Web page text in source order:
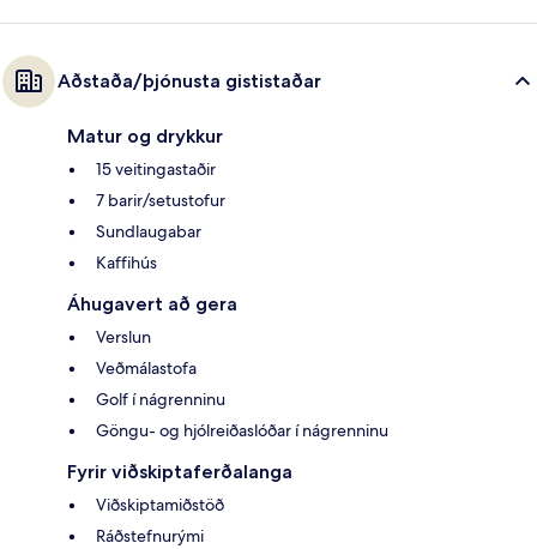
Aðstaða/þjónusta gististaðar
Matur og drykkur
15 veitingastaðir
7 barir/setustofur
Sundlaugabar
Kaffihús
Áhugavert að gera
Verslun
Veðmálastofa
Golf í nágrenninu
Göngu- og hjólreiðaslóðar í nágrenninu
Fyrir viðskiptaferðalanga
Viðskiptamiðstöð
Ráðstefnurými